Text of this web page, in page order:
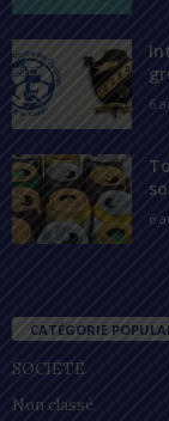
6
6
CATÉGORIE
SOCIÉTÉ
Non classé